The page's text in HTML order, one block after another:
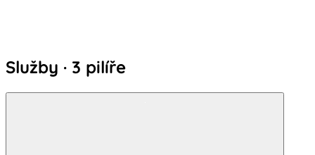
Služby · 3 pilíře